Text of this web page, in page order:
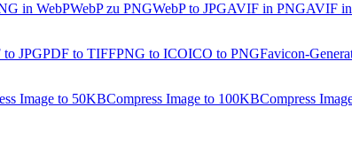
in WebPWebP zu PNGWebP to JPGAVIF in PNGAVIF
JPGPDF to TIFFPNG to ICOICO to PNGFavicon-
Image to 50KBCompress Image to 100KBCompress